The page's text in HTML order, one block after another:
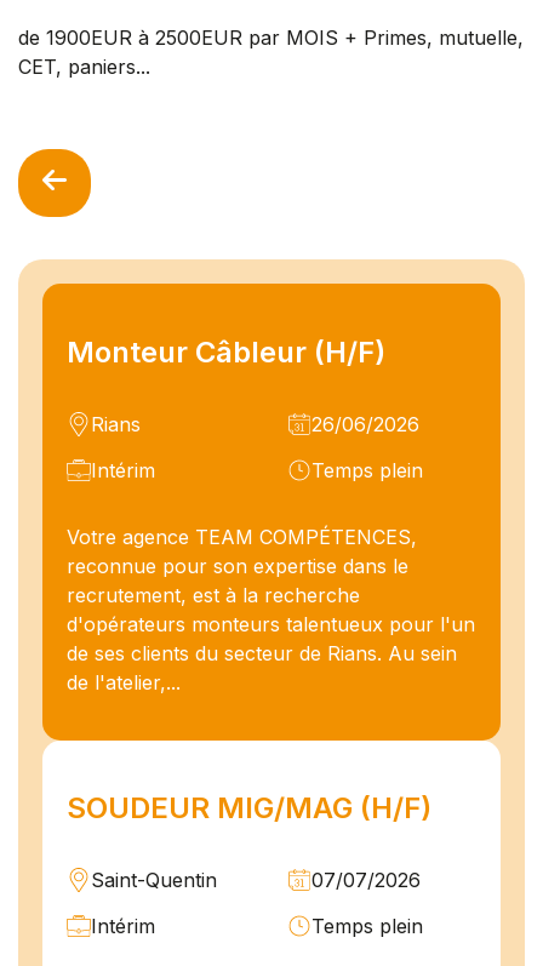
Monteur Câbleur (H/F)
Rians
26/06/2026
Intérim
Temps plein
Votre agence TEAM COMPÉTENCES,
reconnue pour son expertise dans le
recrutement, est à la recherche
d'opérateurs monteurs talentueux pour l'un
de ses clients du secteur de Rians. Au sein
de l'atelier,...
SOUDEUR MIG/MAG (H/F)
Saint-Quentin
07/07/2026
Intérim
Temps plein
de 1900EUR à 2500EUR par MOIS + Primes, mutuelle,
CET, paniers...